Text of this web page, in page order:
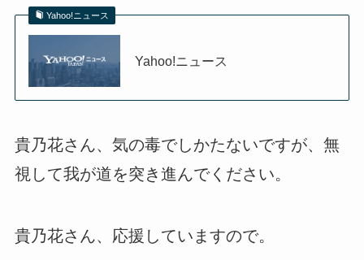
Yahoo!ニュース
Yahoo!ニュース
貴乃花さん、気の毒でしかたないですが、無
視して我が道を突き進んでください。
貴乃花さん、応援していますので。